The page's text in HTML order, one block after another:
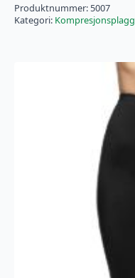
Produktnummer: 5007
Kategori: Kompresjonsplagg